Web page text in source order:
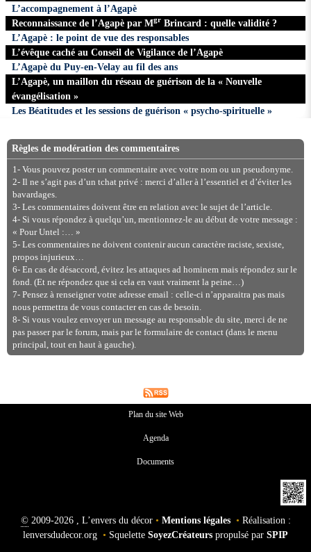
L’accompagnement à l’Agapè
Reconnaissance de l’Agapè par Mgr Brincard : quelle validité ?
L’Agapè : le point de vue des responsables
L’évêque caché au Conseil de Vigilance de l’Agapè
L’Agapè du Puy-en-Velay au fil des ans
L’Agapè, un maillon du réseau de guérison de la « Nouvelle
évangélisation »
Les Béatitudes et les sessions de guérison « psycho-spirituelle »
Règles de modération des commentaires
1- Vous pouvez poster un commentaire avec votre nom ou un pseudonyme.
2- Il ne s’agit pas d’un tchat privé : merci d’aller à l’essentiel et d’éviter les
bavardages.
3- Les commentaires doivent être en relation avec le sujet de l’article.
4- Si vous répondez à quelqu’un, mentionnez-le au début de votre message :
« Pour Untel :… »
5- Les commentaires ne doivent contenir aucun caractère raciste, sexiste,
propos injurieux…
6- En cas de désaccord, évitez les attaques ad hominem mais répondez sur le
fond. (Et ne répondez que si cela en vaut vraiment la peine…)
7- Pensez à renseigner votre adresse email : celle-ci n’apparaitra pas mais
nous permettra de vous contacter en cas de besoin.
8- Si vous voulez envoyer un message au responsable du site, merci de ne
pas passer par le forum, mais par le formulaire de contact (dans le menu
principal, tout en haut à gauche).
Plan du site Web
Agenda
Documents
©2009-2026 , L’envers du décor • Mentions légales • Réalisation :
lenversdudecor.org • Squelette SoyezCréateurs propulsé par SPIP